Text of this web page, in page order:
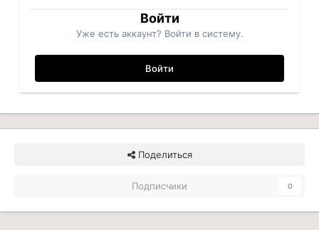
Войти
Уже есть аккаунт? Войти в систему.
Войти
Поделиться
Подписчики 0